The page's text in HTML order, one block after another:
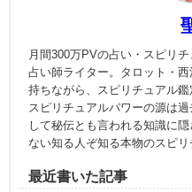
月間300万PVの占い・スピリ
占い師ライター。タロット・
持ちながら、スピリチュアル
スピリチュアルパワーの源は
して秘伝とも言われる知識に
ない知る人ぞ知る本物のスピリ
最近書いた記事